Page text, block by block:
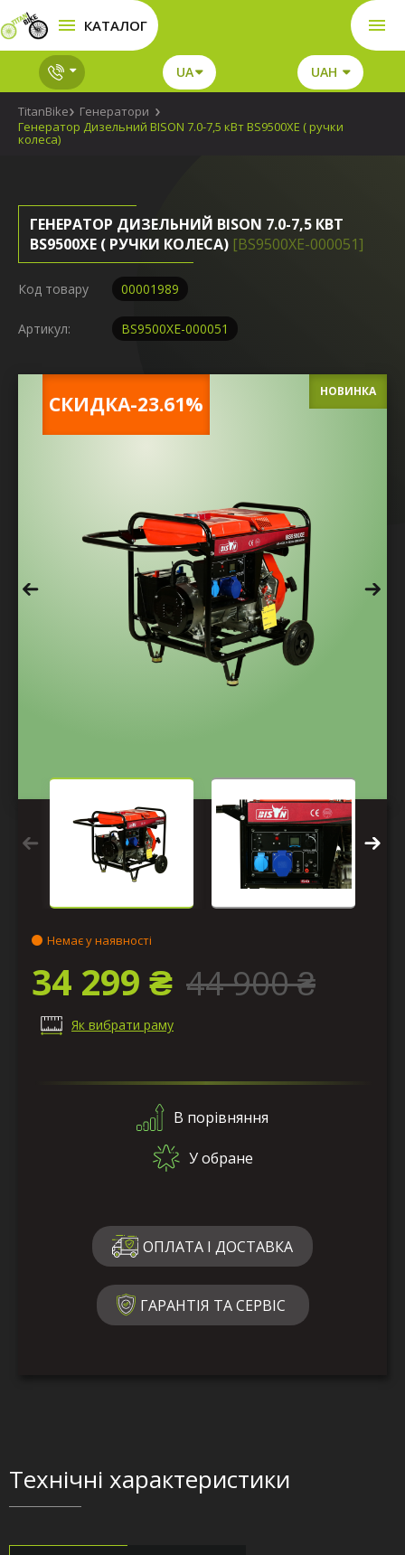
КАТАЛОГ
UA UAH
TitanBike
Генератори
Генератор Дизельний BISON 7.0-7,5 кВт BS9500XE ( ручки
колеса)
ГЕНЕРАТОР ДИЗЕЛЬНИЙ BISON 7.0-7,5 КВТ
BS9500XE ( РУЧКИ КОЛЕСА) [BS9500XE-000051]
Код товару 00001989
Артикул: BS9500XE-000051
CКИДКА-23.61%
НОВИНКА
Немає у наявності
34 299 ₴ 44 900 ₴
Як вибрати раму
В порівняння
У обране
ОПЛАТА І ДОСТАВКА
ГАРАНТІЯ ТА СЕРВІС
Технічні характеристики